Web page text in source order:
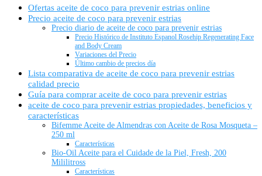
Ofertas aceite de coco para prevenir estrias online
Precio aceite de coco para prevenir estrias
Precio diario de aceite de coco para prevenir estrias
Precio Histórico de Instituto Espanol Rosehip Regenerating Face
and Body Cream
Variaciones del Precio
Último cambio de precios día
Lista comparativa de aceite de coco para prevenir estrias
calidad precio
Guía para comprar aceite de coco para prevenir estrias
aceite de coco para prevenir estrias propiedades, beneficios y
características
Bifemme Aceite de Almendras con Aceite de Rosa Mosqueta –
250 ml
Características
Bio-Oil Aceite para el Cuidade de la Piel, Fresh, 200
Mililitross
Características